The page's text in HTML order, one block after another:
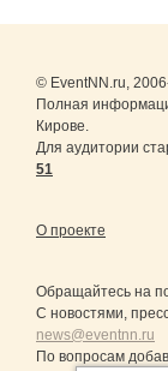
© EventNN.ru,
Полная
Кирове.
Для аудитории
51
О проекте
Обращайтесь на
С новостями,
news@eventnn.ru
По вопросам